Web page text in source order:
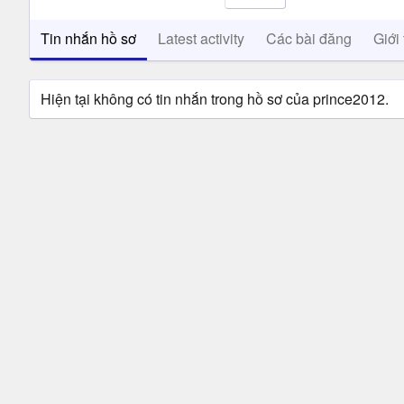
Tin nhắn hồ sơ Latest activity Các bài đăng Giới
Hiện tại không có tin nhắn trong hồ sơ của prince2012.